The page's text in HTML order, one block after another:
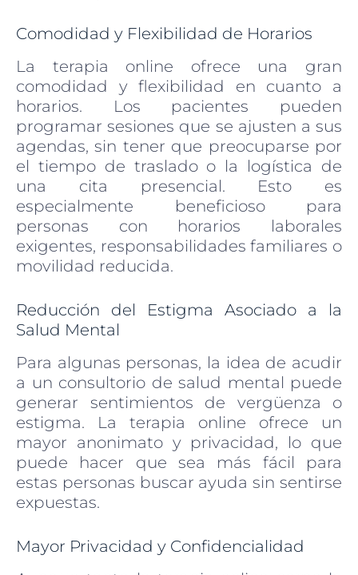
Comodidad y Flexibilidad de Horarios
La terapia online ofrece una gran
comodidad y flexibilidad en cuanto a
horarios. Los pacientes pueden
programar sesiones que se ajusten a sus
agendas, sin tener que preocuparse por
el tiempo de traslado o la logística de
una cita presencial. Esto es
especialmente beneficioso para
personas con horarios laborales
exigentes, responsabilidades familiares o
movilidad reducida.
Reducción del Estigma Asociado a la
Salud Mental
Para algunas personas, la idea de acudir
a un consultorio de salud mental puede
generar sentimientos de vergüenza o
estigma. La terapia online ofrece un
mayor anonimato y privacidad, lo que
puede hacer que sea más fácil para
estas personas buscar ayuda sin sentirse
expuestas.
Mayor Privacidad y Confidencialidad